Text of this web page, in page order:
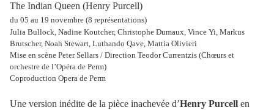
The Indian Queen (Henry Purcell)
du 05 au 19 novembre (8 représentations)
Julia Bullock, Nadine Koutcher, Christophe Dumaux, Vince Yi, Markus
Brutscher, Noah Stewart, Luthando Qave, Mattia Olivieri
Mise en scène Peter Sellars / Direction Teodor Currentzis (Chœurs et
orchestre de l’Opéra de Perm)
Coproduction Opera de Perm
Une version inédite de la pièce inachevée d’Henry Purcell en